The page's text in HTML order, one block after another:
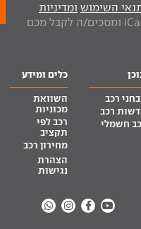
השימוש ומדיניות
של iCar ומסכים/ה לקבל מכם
רכב
רכב
חשמלי
כלים ומידע
השוואת
מכוניות
רכב לפי
תקציב
מחירון רכב
הצהרת
נגישות